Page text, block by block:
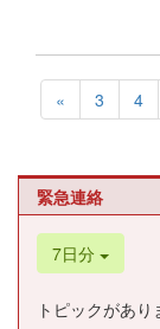
« 3 4
緊急連絡
7日分
トピックがあり